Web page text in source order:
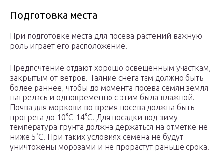
Подготовка места
При подготовке места для посева растений важную
роль играет его расположение.
Предпочтение отдают хорошо освещенным участкам,
закрытым от ветров. Таяние снега там должно быть
более раннее, чтобы до момента посева семян земля
нагрелась и одновременно с этим была влажной.
Почва для моркови во время посева должна быть
прогрета до 10°С-14°С. Для посадки под зиму
температура грунта должна держаться на отметке не
ниже 5°С. При таких условиях семена не будут
уничтожены морозами и не прорастут раньше срока.